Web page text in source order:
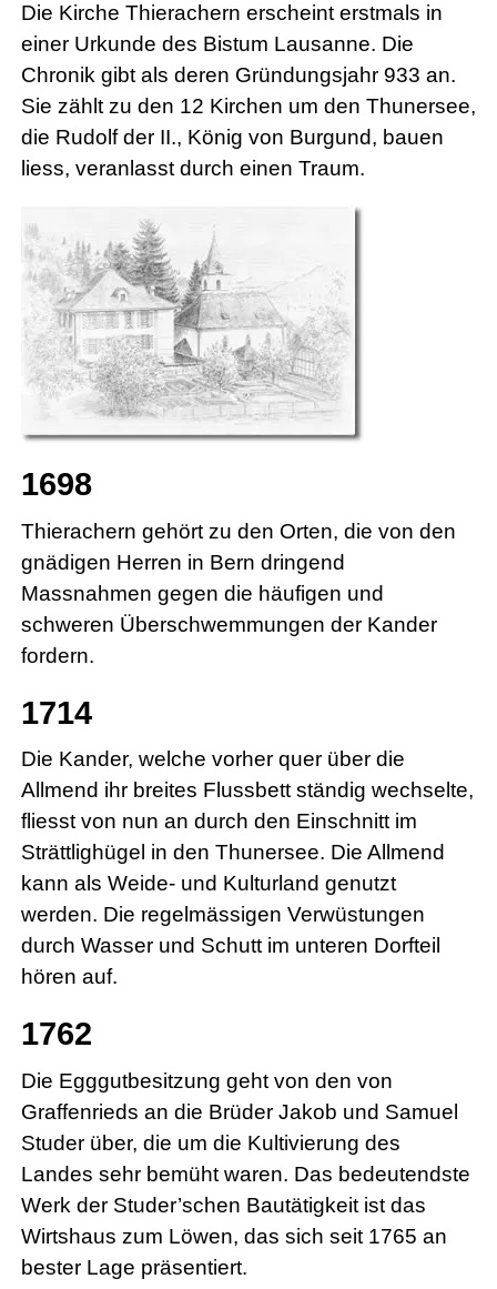
Die Kirche Thierachern erscheint erstmals in
einer Urkunde des Bistum Lausanne. Die
Chronik gibt als deren Gründungsjahr 933 an.
Sie zählt zu den 12 Kirchen um den Thunersee,
die Rudolf der II., König von Burgund, bauen
liess, veranlasst durch einen Traum.
1698
Thierachern gehört zu den Orten, die von den
gnädigen Herren in Bern dringend
Massnahmen gegen die häufigen und
schweren Überschwemmungen der Kander
fordern.
1714
Die Kander, welche vorher quer über die
Allmend ihr breites Flussbett ständig wechselte,
fliesst von nun an durch den Einschnitt im
Strättlighügel in den Thunersee. Die Allmend
kann als Weide- und Kulturland genutzt
werden. Die regelmässigen Verwüstungen
durch Wasser und Schutt im unteren Dorfteil
hören auf.
1762
Die Egggutbesitzung geht von den von
Graffenrieds an die Brüder Jakob und Samuel
Studer über, die um die Kultivierung des
Landes sehr bemüht waren. Das bedeutendste
Werk der Studer’schen Bautätigkeit ist das
Wirtshaus zum Löwen, das sich seit 1765 an
bester Lage präsentiert.